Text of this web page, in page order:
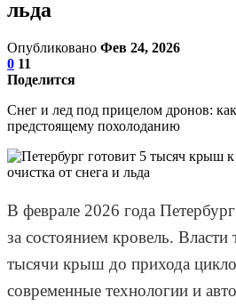
льда
Опубликовано Фев 24, 2026
0 11
Поделится
Снег и лед под прицелом дронов:
предстоящему похолоданию
В феврале 2026 года
за состоянием кровель. Власти
тысячи крыш до прихода
современные технологии и